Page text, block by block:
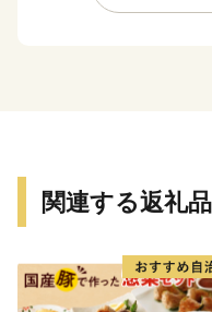
自然と歴史が織り成す
関連する返礼